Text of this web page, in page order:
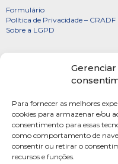
Gerenciar
Para fornecer as melhores
cookies para armazenar e/ou
consentimento para essas
como comportamento de
consentir ou retirar o
recursos e funções.
Formulário
Política de Privacidade – CRADF
Sobre a LGPD
Diretoria
FOTOS
Webmail
Artigos